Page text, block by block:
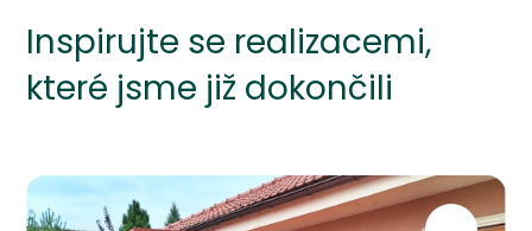
Inspirujte se realizacemi,
které jsme již dokončili